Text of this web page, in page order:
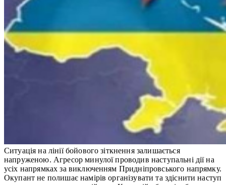
Ситуація на лінії бойового зіткнення залишається
напруженою. Агресор минулої проводив наступальні дії на
усіх напрямках за виключенням Придніпровського напрямку.
Окупант не полишає намірів організувати та здіснити наступ